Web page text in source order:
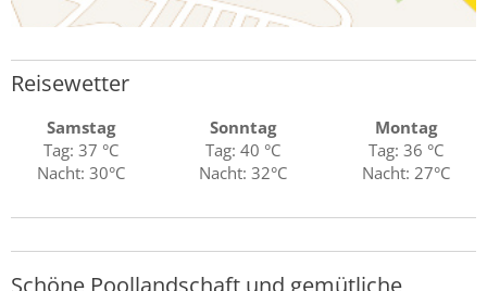
Reisewetter
Samstag
Tag: 37 °C
Nacht: 30°C
Sonntag
Tag: 40 °C
Nacht: 32°C
Montag
Tag: 36 °C
Nacht: 27°C
Schöne Poollandschaft und gemütliche